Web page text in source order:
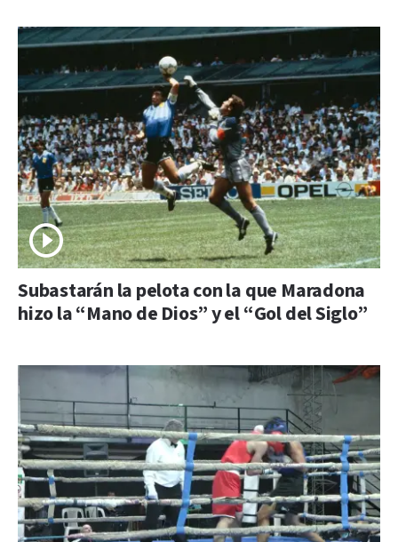
Subastarán la pelota con la que Maradona
hizo la “Mano de Dios” y el “Gol del Siglo”